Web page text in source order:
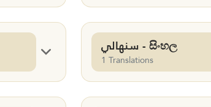
سنهالي - සිංහල
1 Translations